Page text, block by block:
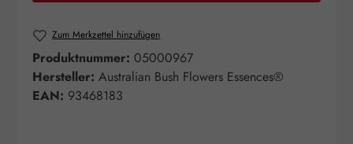
Zum Merkzettel hinzufügen
Produktnummer: 05000967
Hersteller: Australian Bush Flowers Essences®
EAN: 93468183